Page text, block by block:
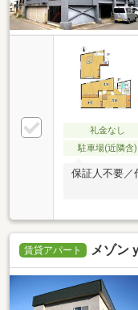
礼金なし
駐車場(近隣含)
保証人不要／
賃貸アパート メゾン